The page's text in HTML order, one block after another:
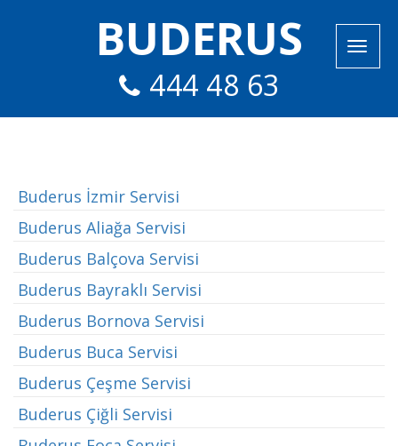
BUDERUS
444 48 63
Buderus İzmir Servisi
Buderus Aliağa Servisi
Buderus Balçova Servisi
Buderus Bayraklı Servisi
Buderus Bornova Servisi
Buderus Buca Servisi
Buderus Çeşme Servisi
Buderus Çiğli Servisi